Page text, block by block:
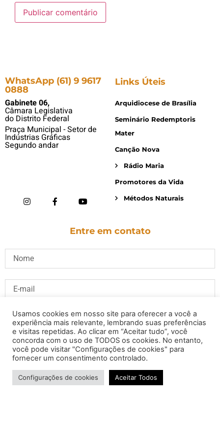
WhatsApp (61) 9 9617
0888
Gabinete 06,
Câmara Legislativa
do Distrito Federal
Praça Municipal - Setor de
Indústrias Gráficas
Segundo andar
Links Úteis
Arquidiocese de Brasília
Seminário Redemptoris
Mater
Canção Nova
Rádio Maria
Promotores da Vida
Métodos Naturais
Entre em contato
ENVIAR
Usamos cookies em nosso site para oferecer a você a
experiência mais relevante, lembrando suas preferências
e visitas repetidas. Ao clicar em “Aceitar tudo”, você
concorda com o uso de TODOS os cookies. No entanto,
você pode visitar "Configurações de cookies" para
fornecer um consentimento controlado.
Configurações de cookies Aceitar Todos